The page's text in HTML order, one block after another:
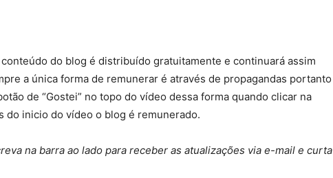
do blog é distribuído gratuitamente e continuará assim
a única forma de remunerar é através de propagandas portanto
de “Gostei” no topo do vídeo dessa forma quando clicar na
do inicio do vídeo o blog é remunerado.
na barra ao lado para receber as atualizações via e-mail e curta